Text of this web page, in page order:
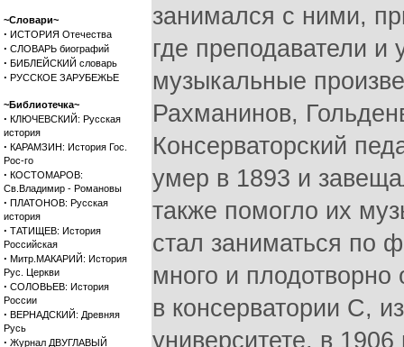
~Словари~
· ИСТОРИЯ Отечества
· СЛОВАРЬ биографий
· БИБЛЕЙСКИЙ словарь
· РУССКОЕ ЗАРУБЕЖЬЕ
~Библиотечка~
· КЛЮЧЕВСКИЙ: Русская
история
· КАРАМЗИН: История Гос.
Рос-го
· КОСТОМАРОВ:
Св.Владимир - Романовы
· ПЛАТОНОВ: Русская
история
· ТАТИЩЕВ: История
Российская
· Митр.МАКАРИЙ: История
Рус. Церкви
· СОЛОВЬЕВ: История
России
· ВЕРНАДСКИЙ: Древняя
Русь
· Журнал ДВУГЛАВЫЙ
занимался с ними,
где преподаватели
музыкальные
Рахманинов,
Консерваторский
умер в 1893 и
также помогло их
стал заниматься по
много и
в консерватории С,
университете, в